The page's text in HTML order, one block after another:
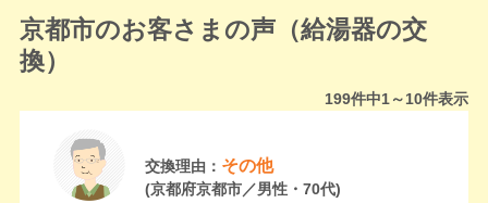
京都市のお客さまの声（給湯器の交
換）
199件中1～10件表示
交換理由： その他
(京都府京都市／男性・70代)